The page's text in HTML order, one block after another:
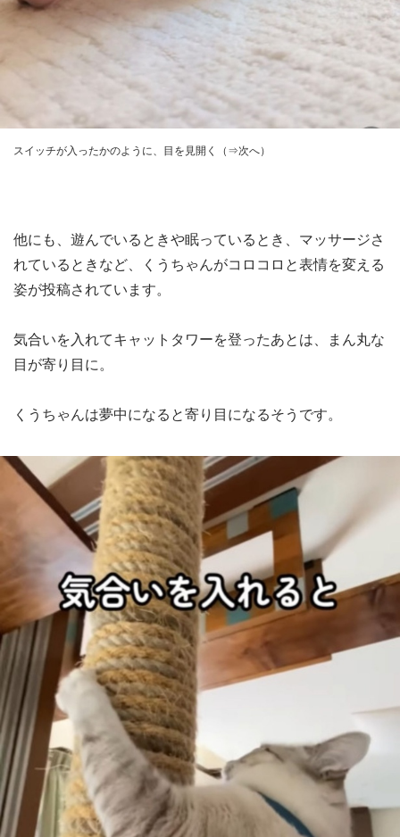
スイッチが入ったかのように、目を見開く（⇒次へ）
他にも、遊んでいるときや眠っているとき、マッサージさ
れているときなど、くうちゃんがコロコロと表情を変える
姿が投稿されています。
気合いを入れてキャットタワーを登ったあとは、まん丸な
目が寄り目に。
くうちゃんは夢中になると寄り目になるそうです。